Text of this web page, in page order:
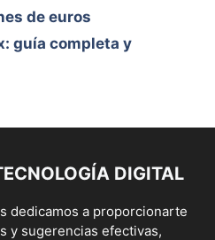
de euros
guía completa y
DIGITAL
dedicamos a proporcionarte
y sugerencias efectivas,